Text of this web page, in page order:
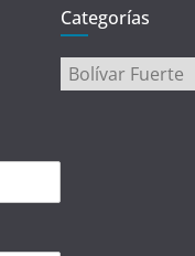
Categorías
Categorías